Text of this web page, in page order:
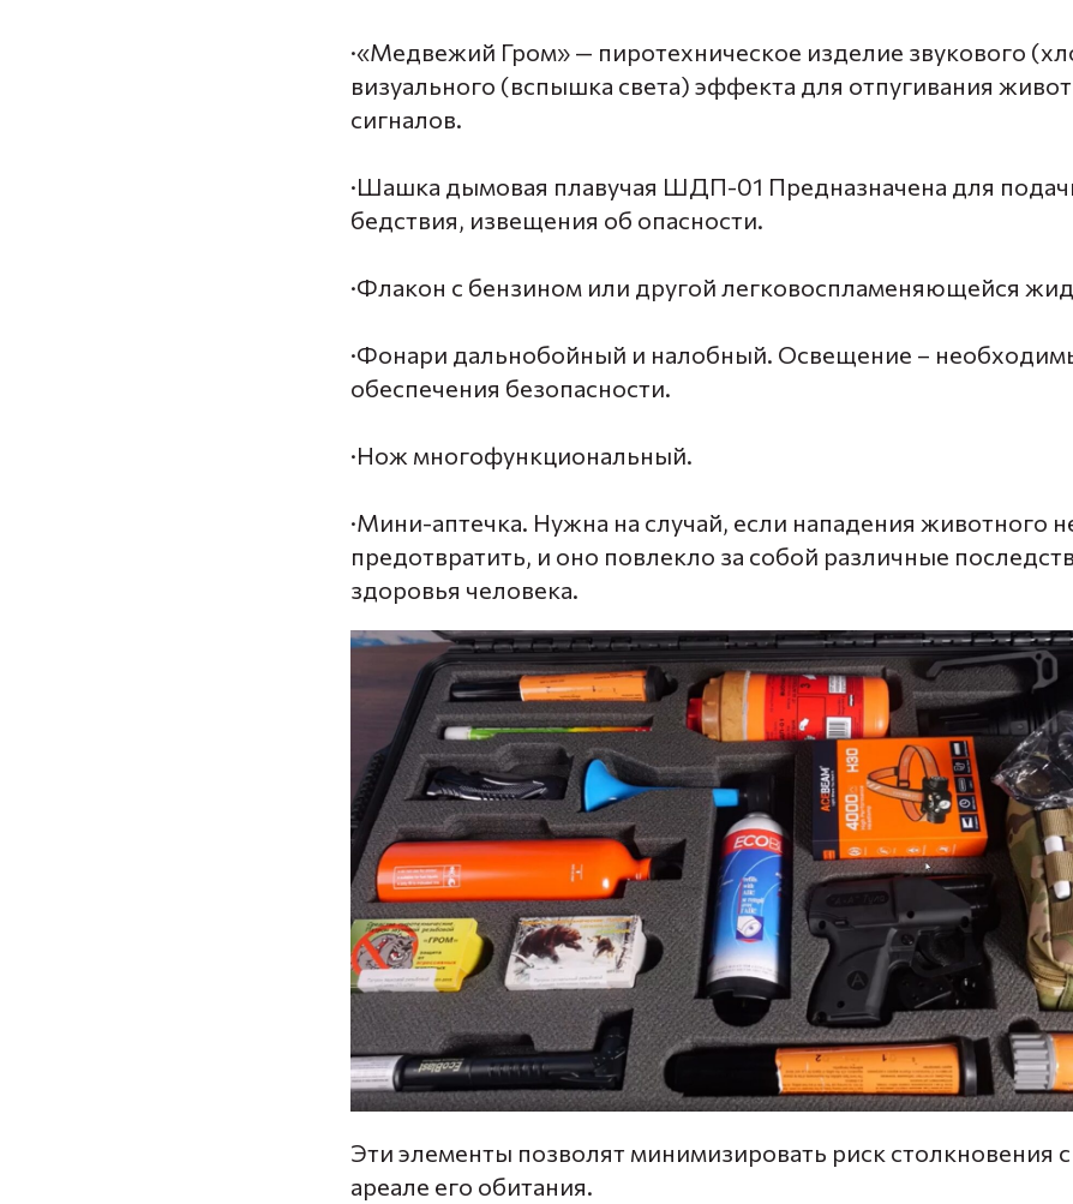
·«Медвежий Гром» — пиротехническое изделие звукового
визуального (вспышка света) эффекта для отпугивания
сигналов.
·Шашка дымовая плавучая ШДП-01 Предназначена для
бедствия, извещения об опасности.
·Флакон с бензином или другой легковоспламеняющейся
·Фонари дальнобойный и налобный. Освещение –
обеспечения безопасности.
·Нож многофункциональный.
·Мини-аптечка. Нужна на случай, если нападения животного
предотвратить, и оно повлекло за собой различные
здоровья человека.
Эти элементы позволят минимизировать риск столкновения
ареале его обитания.